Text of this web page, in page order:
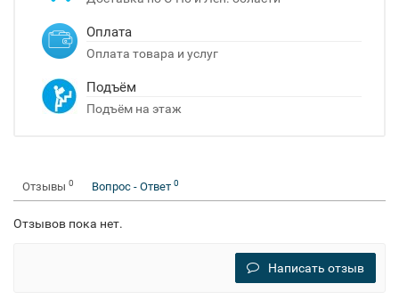
Оплата
Оплата товара и услуг
Подъём
Подъём на этаж
Отзывы 0 Вопрос - Ответ 0
Отзывов пока нет.
Написать отзыв